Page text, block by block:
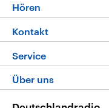
Die
Neue Beiträge
Hören
Livestream
Podcasts
Nachrichten
Kontakt
Service
FAQ
Über uns